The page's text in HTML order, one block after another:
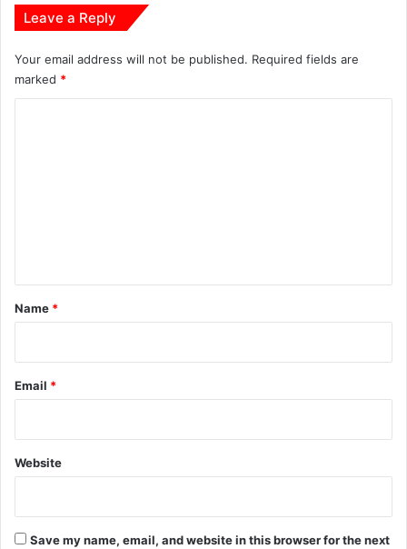
धों
का
ह
द
वृ
Leave a Reply
Your email address will not be published. Required fields are
marked *
*
Name *
Email *
Website
Save my name, email, and website in this browser for the next